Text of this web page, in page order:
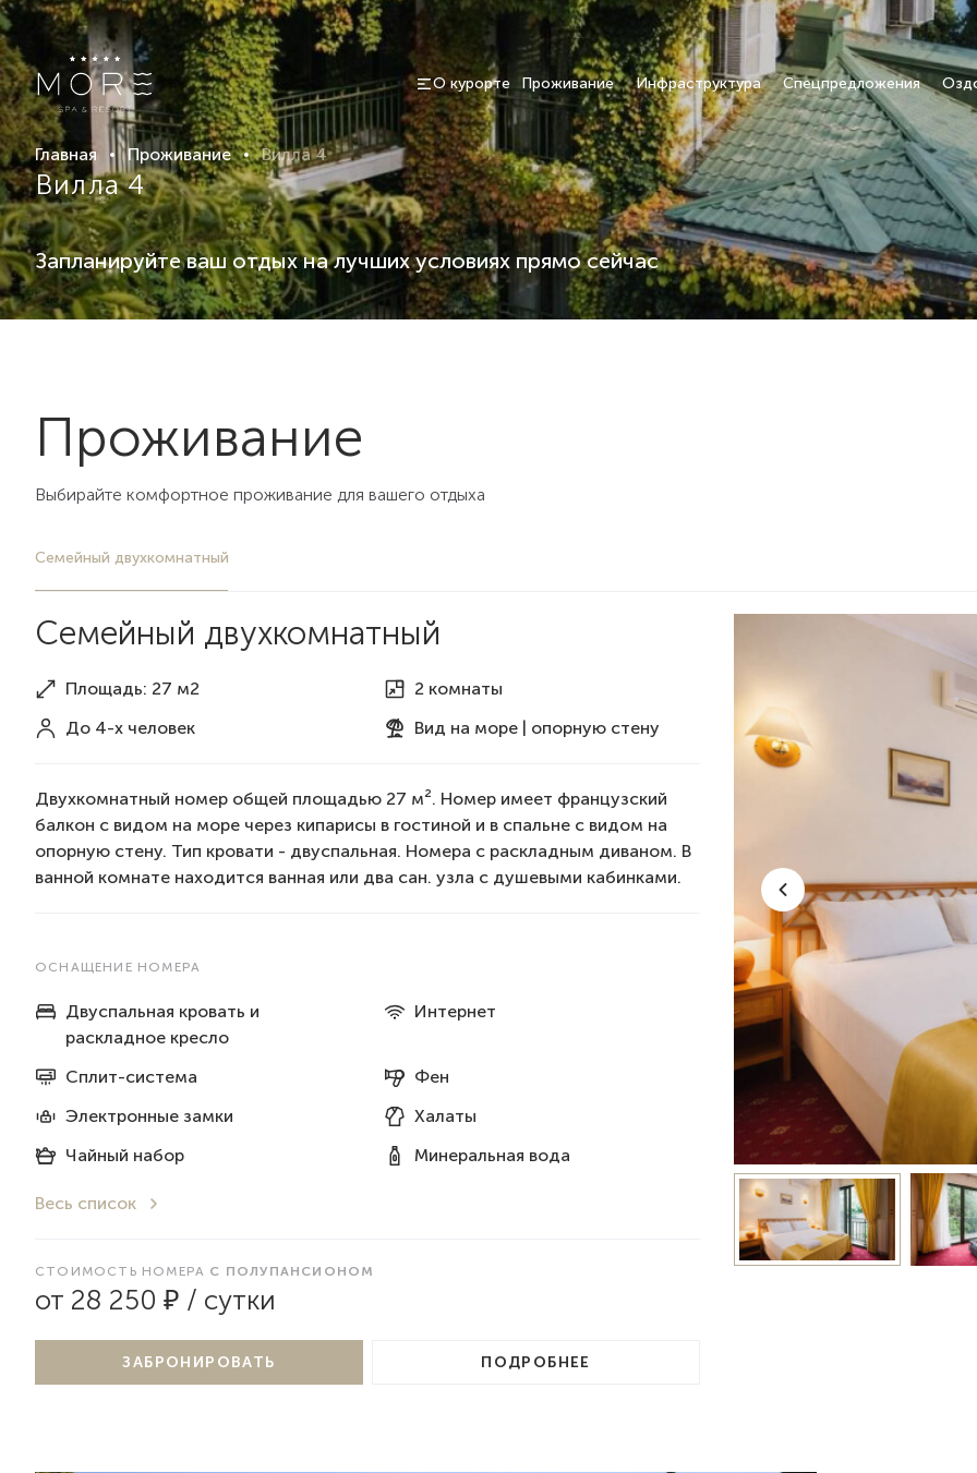
О курорте Проживание Инфраструктура Спецпредложения
Главная Проживание Вилла 4
Вилла 4
Запланируйте ваш отдых на лучших условиях прямо сейчас
Проживание
Выбирайте комфортное проживание для вашего отдыха
Семейный двухкомнатный
Семейный двухкомнатный
Площадь: 27 м2
2 комнаты
До 4-х человек
Вид на море | опорную стену
Двухкомнатный номер общей площадью 27 м². Номер имеет французский
балкон с видом на море через кипарисы в гостиной и в спальне с видом на
опорную стену. Тип кровати - двуспальная. Номера с раскладным диваном. В
ванной комнате находится ванная или два сан. узла с душевыми кабинками.
СТОИМОСТЬ НОМЕРА С ПОЛУПАНСИОНОМ
от 28 250 ₽ / сутки
ЗАБРОНИРОВАТЬ ПОДРОБНЕЕ
ОСНАЩЕНИЕ НОМЕРА
Двуспальная кровать и
раскладное кресло
Интернет
Сплит-система
Фен
Электронные замки
Халаты
Чайный набор
Минеральная вода
Весь список